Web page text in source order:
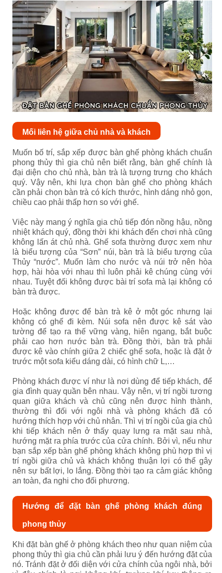
Mối liên hệ giữa chủ nhà và khách
Muốn bố trí, sắp xếp được bàn ghế phòng khách chuẩn
phong thủy thì gia chủ nên biết rằng, bàn ghế chính là
đại diện cho chủ nhà, bàn trà là tượng trưng cho khách
quý. Vậy nên, khi lựa chọn bàn ghế cho phòng khách
cần phải chọn bàn trà có kích thước, hình dáng nhỏ gọn,
chiều cao phải thấp hơn so với ghế.
Việc này mang ý nghĩa gia chủ tiếp đón nồng hậu, nồng
nhiệt khách quý, đồng thời khi khách đến chơi nhà cũng
không lấn át chủ nhà. Ghế sofa thường được xem như
là biểu tượng của “Sơn” núi, bàn trà là biểu tượng của
Thủy “nước”. Muốn làm cho nước và núi trở nên hòa
hợp, hài hòa với nhau thì luôn phải kê chúng cùng với
nhau. Tuyệt đối không được bài trí sofa mà lại không có
bàn trà được.
Hoặc không được để bàn trà kê ở một góc nhưng lại
không có ghế đi kèm. Núi sofa nên được kê sát vào
tường để tạo ra thế vững vàng, hiên ngang, bắt buộc
phải cao hơn nước bàn trà. Đồng thời, bàn trà phải
được kê vào chính giữa 2 chiếc ghế sofa, hoặc là đặt ở
trước một sofa kiểu dáng dài, có hình chữ L,…
Phòng khách được ví như là nơi dùng để tiếp khách, để
gia đình quay quần bên nhau. Vậy nên, vị trí ngồi tương
quan giữa khách và chủ cũng nên được hình thành,
thường thì đối với ngôi nhà và phòng khách đã có
hướng thích hợp với chủ nhân. Thì vị trí ngồi của gia chủ
khi tiếp khách nên ở thấy quay lưng ra mặt sau nhà,
hướng mặt ra phía trước của cửa chính. Bởi vì, nếu như
bạn sắp xếp bàn ghế phòng khách không phù hợp thì vị
trí ngồi giữa chủ và khách không thuận lợi có thể gây
nên sự bất lợi, lo lắng. Đồng thời tạo ra cảm giác không
an toàn, đa nghi cho đối phương.
Hướng để đặt bàn ghế phòng khách đúng
phong thủy
Khi đặt bàn ghế ở phòng khách theo như quan niệm của
phong thủy thì gia chủ cần phải lưu ý đến hướng đặt của
nó. Tránh đặt ở đối diện với cửa chính của ngôi nhà, bởi